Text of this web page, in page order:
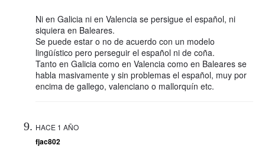
Ni en Galicia ni en Valencia se persigue el español, ni
siquiera en Baleares.
Se puede estar o no de acuerdo con un modelo
lingüístico pero perseguir el español ni de coña.
Tanto en Galicia como en Valencia como en Baleares se
habla masivamente y sin problemas el español, muy por
encima de gallego, valenciano o mallorquín etc.
HACE 1 AÑO
fjac802